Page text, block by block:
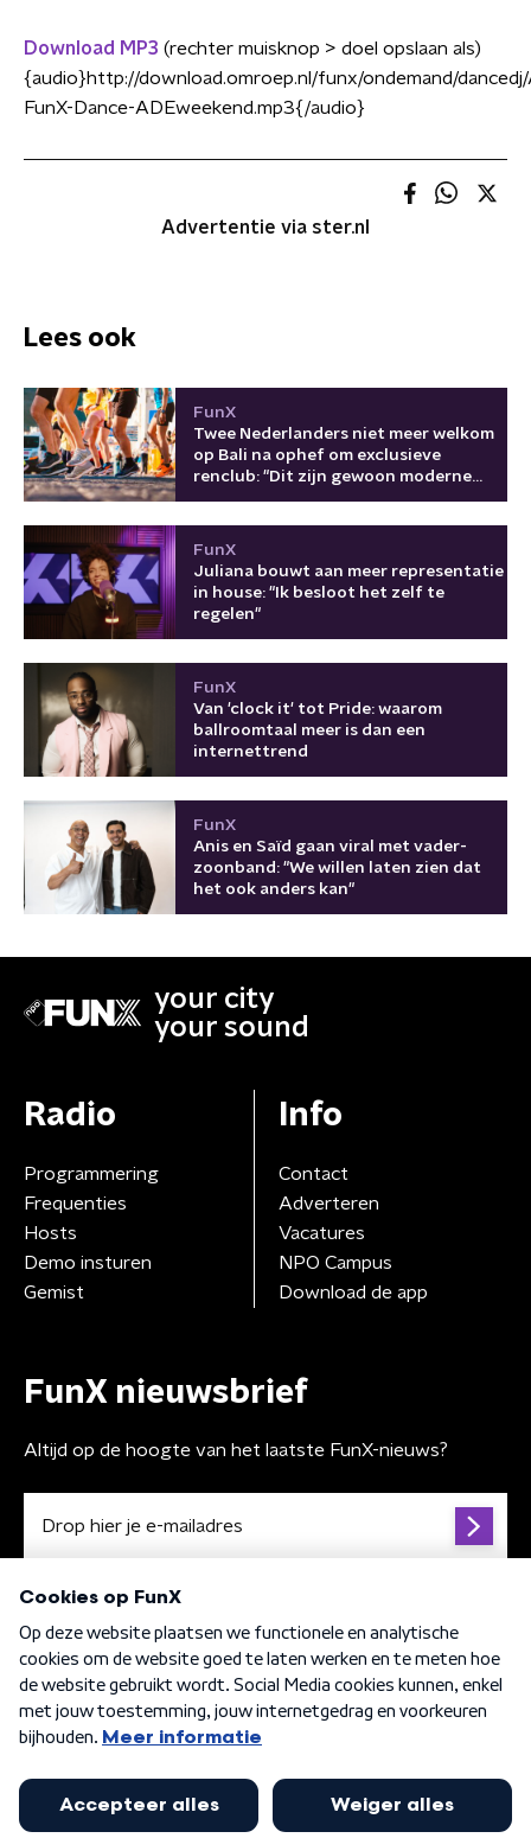
Download MP3 (rechter muisknop > doel opslaan als)
{audio}http://download.omroep.nl/funx/ondemand/
FunX-Dance-ADEweekend.mp3{/audio}
Advertentie via ster.nl
Lees ook
FunX
Twee Nederlanders niet meer welkom
op Bali na ophef om exclusieve
renclub: "Dit zijn gewoon moderne
FunX
Juliana bouwt aan meer representatie
in house: "Ik besloot het zelf te
regelen"
FunX
Van 'clock it' tot Pride: waarom
ballroomtaal meer is dan een
internettrend
FunX
Anis en Saïd gaan viral met vader-
zoonband: "We willen laten zien dat
het ook anders kan"
your city
your sound
Radio
Programmering
Frequenties
Hosts
Demo insturen
Gemist
Info
Contact
Adverteren
Vacatures
NPO Campus
Download de app
FunX nieuwsbrief
Altijd op de hoogte van het laatste FunX-nieuws?
Algemene voorwaarden Privacybeleid